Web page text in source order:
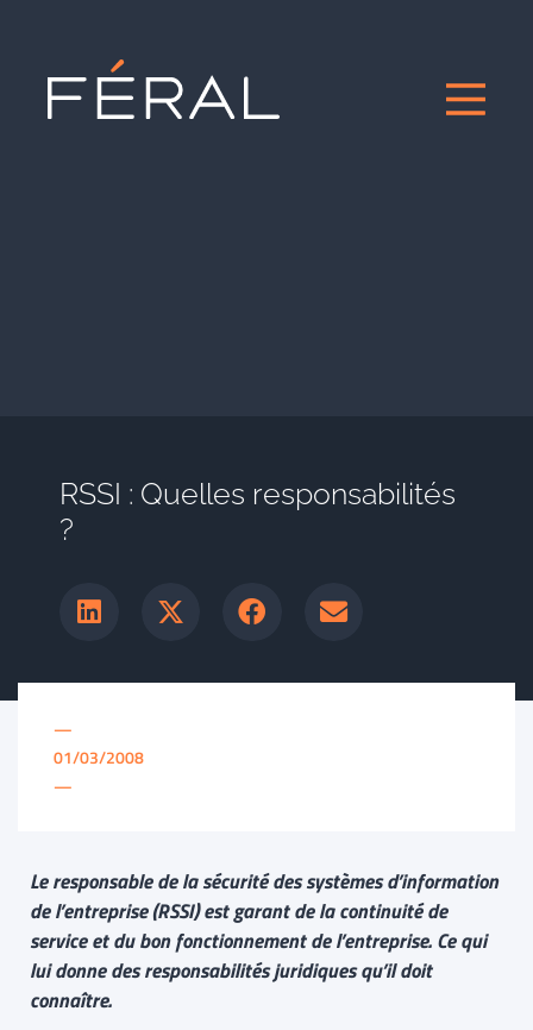
RSSI : Quelles responsabilités
?
—
01/03/2008
—
Le responsable de la sécurité des systèmes d’information
de l’entreprise (RSSI) est garant de la continuité de
service et du bon fonctionnement de l’entreprise. Ce qui
lui donne des responsabilités juridiques qu’il doit
connaître.